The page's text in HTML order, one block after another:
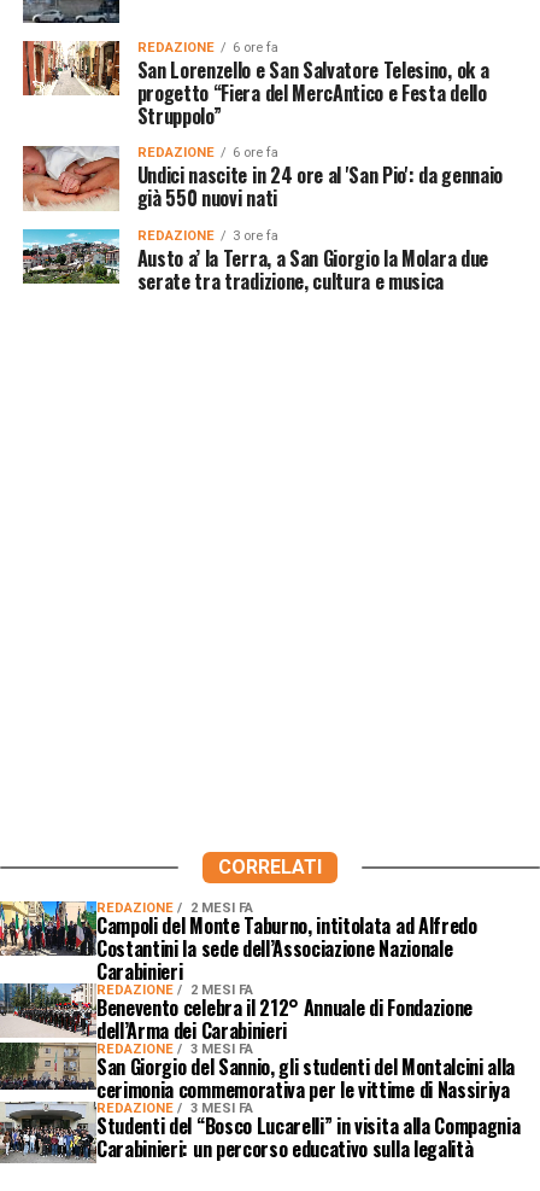
REDAZIONE 6 ore fa
San Lorenzello e San Salvatore Telesino, ok a
progetto “Fiera del MercAntico e Festa dello
Struppolo”
REDAZIONE 6 ore fa
Undici nascite in 24 ore al 'San Pio': da gennaio
già 550 nuovi nati
REDAZIONE 3 ore fa
Austo a’ la Terra, a San Giorgio la Molara due
serate tra tradizione, cultura e musica
CORRELATI
REDAZIONE 2 MESI FA
Campoli del Monte Taburno, intitolata ad Alfredo
Costantini la sede dell’Associazione Nazionale
Carabinieri
REDAZIONE 2 MESI FA
Benevento celebra il 212° Annuale di Fondazione
dell’Arma dei Carabinieri
REDAZIONE 3 MESI FA
San Giorgio del Sannio, gli studenti del Montalcini alla
cerimonia commemorativa per le vittime di Nassiriya
REDAZIONE 3 MESI FA
Studenti del “Bosco Lucarelli” in visita alla Compagnia
Carabinieri: un percorso educativo sulla legalità